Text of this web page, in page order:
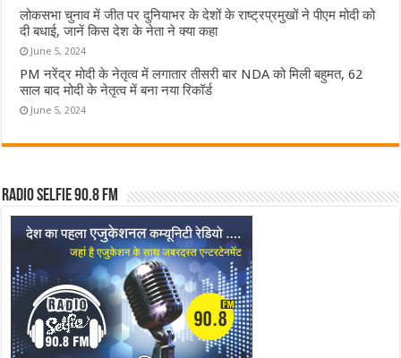
लोकसभा चुनाव में जीत पर दुनियाभर के देशों के राष्ट्रप्रमुखों ने पीएम मोदी को
दी बधाई, जानें किस देश के नेता ने क्या कहा
June 5, 2024
PM नरेंद्र मोदी के नेतृत्व में लगातार तीसरी बार NDA को मिली बहुमत, 62
साल बाद मोदी के नेतृत्व में बना नया रिकॉर्ड
June 5, 2024
Radio Selfie 90.8 FM